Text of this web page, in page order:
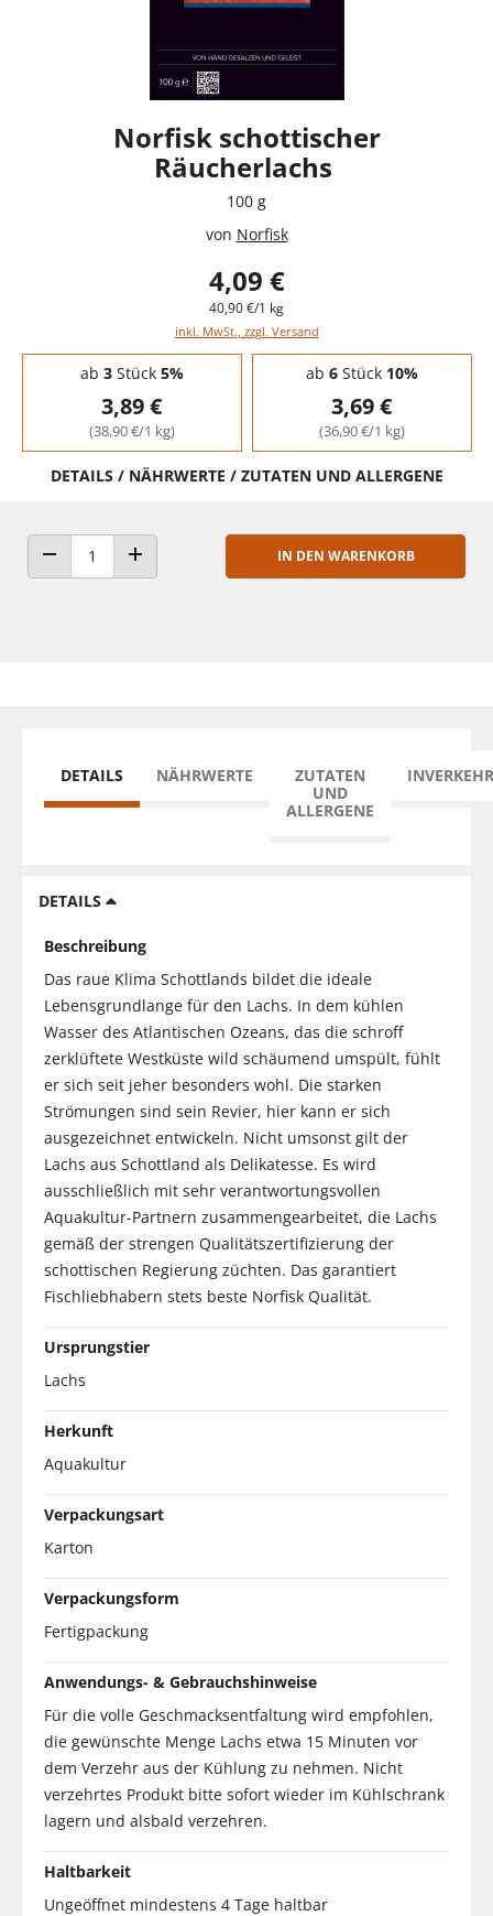
Norfisk schottischer
Räucherlachs
100 g
von Norfisk
4,09 €
40,90 €/1 kg
inkl. MwSt., zzgl. Versand
Staffelpreise - Mengenrabatt
ab 3Stück 5%
3,89 €
(38,90 €/1 kg)
ab 6Stück 10%
3,69 €
(36,90 €/1 kg)
DETAILS / NÄHRWERTE / ZUTATEN UND ALLERGENE
ANZAHL VERRINGERNANZAHL ERHÖHEN
IN DEN WARENKORB
DETAILS NÄHRWERTE
ZUTATEN
UND
ALLERGENE
DETAILS
Beschreibung
Das raue Klima Schottlands bildet die ideale
Lebensgrundlange für den Lachs. In dem kühlen
Wasser des Atlantischen Ozeans, das die schroff
zerklüftete Westküste wild schäumend umspült, fühlt
er sich seit jeher besonders wohl. Die starken
Strömungen sind sein Revier, hier kann er sich
ausgezeichnet entwickeln. Nicht umsonst gilt der
Lachs aus Schottland als Delikatesse. Es wird
ausschließlich mit sehr verantwortungsvollen
Aquakultur-Partnern zusammengearbeitet, die Lachs
gemäß der strengen Qualitätszertifizierung der
schottischen Regierung züchten. Das garantiert
Fischliebhabern stets beste Norfisk Qualität.
Ursprungstier
Lachs
Herkunft
Aquakultur
Verpackungsart
Karton
Verpackungsform
Fertigpackung
Anwendungs- & Gebrauchshinweise
Für die volle Geschmacksentfaltung wird empfohlen,
die gewünschte Menge Lachs etwa 15 Minuten vor
dem Verzehr aus der Kühlung zu nehmen. Nicht
verzehrtes Produkt bitte sofort wieder im Kühlschrank
lagern und alsbald verzehren.
Haltbarkeit
Ungeöffnet mindestens 4 Tage haltbar